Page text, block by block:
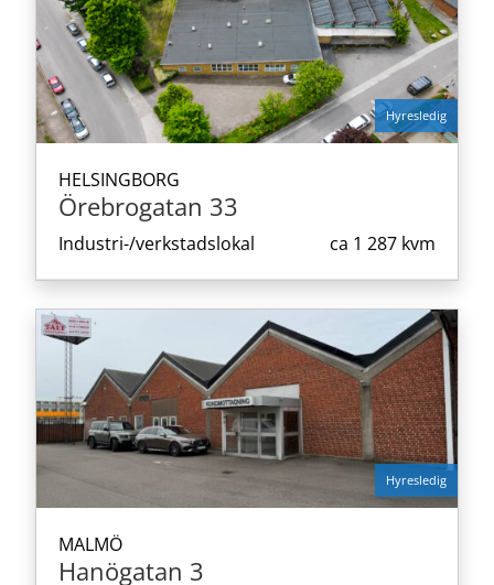
Hyresledig
HELSINGBORG
Örebrogatan 33
Industri-/verkstadslokal ca 1 287 kvm
Hyresledig
MALMÖ
Hanögatan 3